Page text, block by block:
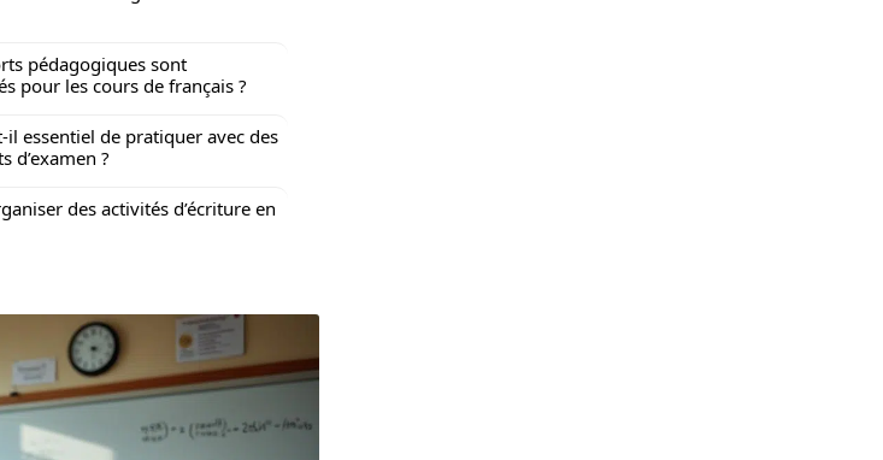
pédagogiques sont
pour les cours de français ?
il essentiel de pratiquer avec des
d’examen ?
des activités d’écriture en